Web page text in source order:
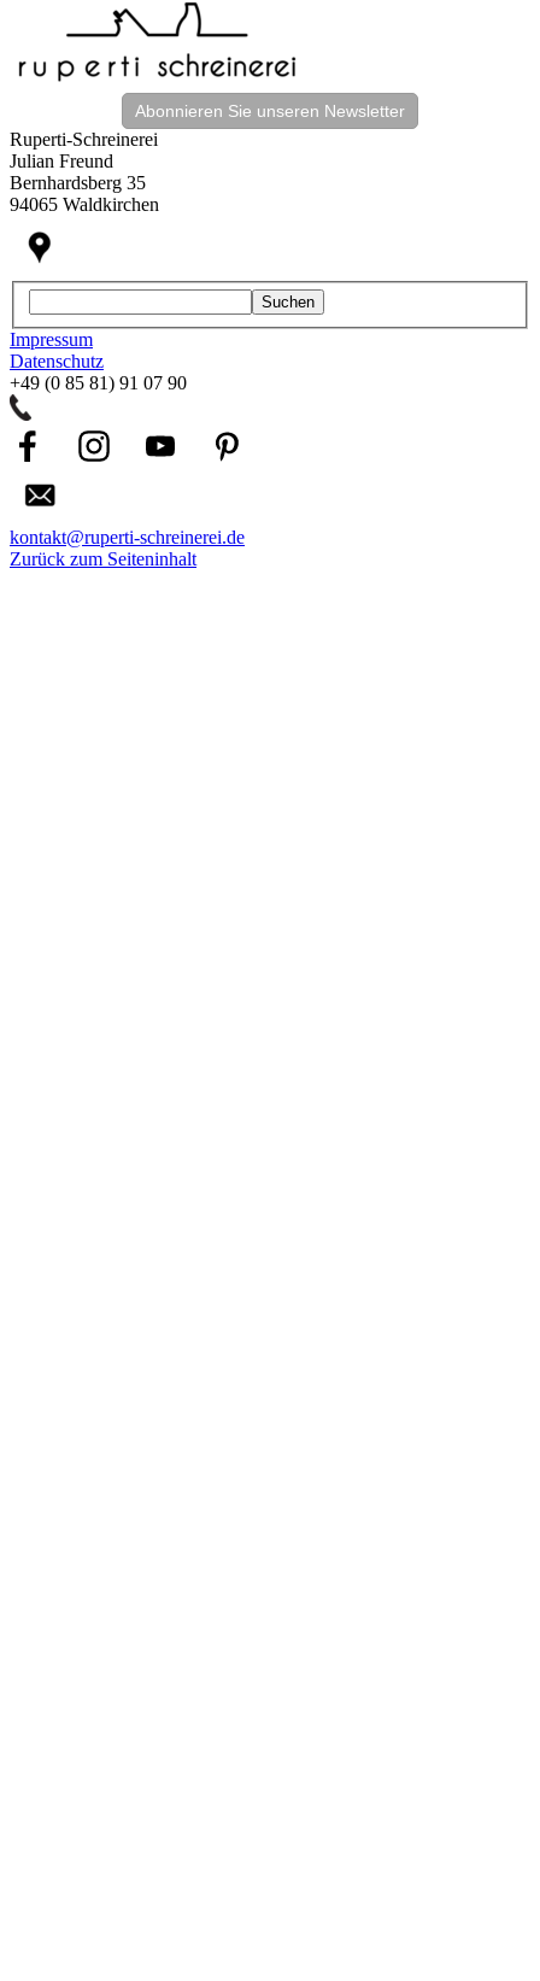
Abonnieren Sie unseren Newsletter
Ruperti-Schreinerei
Julian Freund
Bernhardsberg 35
94065 Waldkirchen
Suchen
Impressum
Datenschutz
+49 (0 85 81) 91 07 90
kontakt@ruperti-schreinerei.de
Zurück zum Seiteninhalt